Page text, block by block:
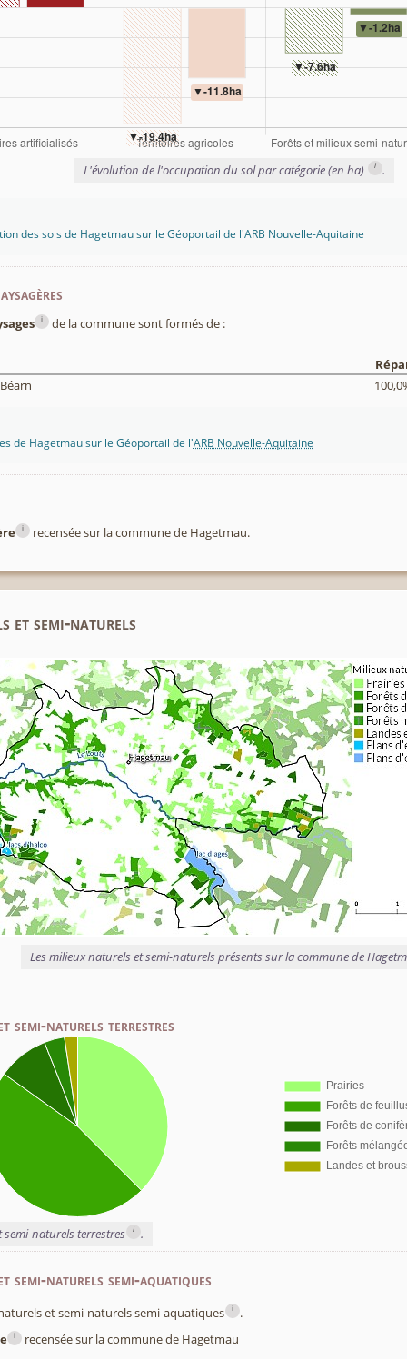
L'évolution de l'occupation du sol par catégorie (en ha) i .
des sols de Hagetmau sur le Géoportail de l'ARB Nouvelle-Aquitaine
i de la commune sont formés de :
de Hagetmau sur le Géoportail de l'ARB Nouvelle-Aquitaine
i recensée sur la commune de Hagetmau.
et semi-naturels
Les milieux naturels et semi-naturels présents sur la commune de
semi-naturels terrestres
semi-naturels terrestres i .
naturels semi-aquatiques
et semi-naturels semi-aquatiques i
.
i recensée sur la commune de Hagetmau